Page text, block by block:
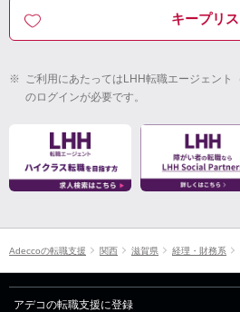
キープリス
※ ご利用にあたってはLHH転職エージェント
のログインが必要です。
Adeccoの転職支援 関西 滋賀県 経理・財務系
アデコの転職支援に登録